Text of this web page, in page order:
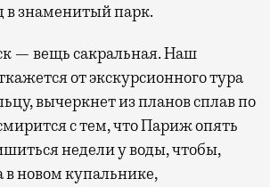
в знаменитый парк.
— вещь сакральная. Наш
от экскурсионного тура
вычеркнет из планов сплав по
с тем, что Париж опять
недели у воды, чтобы,
в новом купальнике,